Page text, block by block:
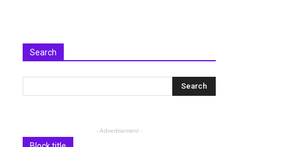
Search
- Advertisement -